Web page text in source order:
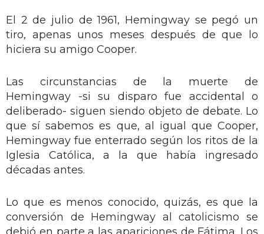
El 2 de julio de 1961, Hemingway se pegó un
tiro, apenas unos meses después de que lo
hiciera su amigo Cooper.
Las circunstancias de la muerte de
Hemingway -si su disparo fue accidental o
deliberado- siguen siendo objeto de debate. Lo
que sí sabemos es que, al igual que Cooper,
Hemingway fue enterrado según los ritos de la
Iglesia Católica, a la que había ingresado
décadas antes.
Lo que es menos conocido, quizás, es que la
conversión de Hemingway al catolicismo se